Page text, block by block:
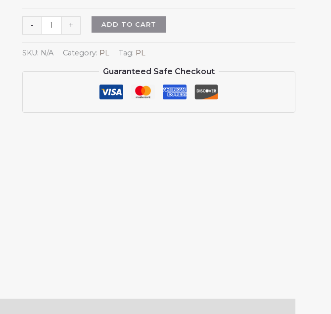
-
Czapka
z
godłem
czapki
mężczyzn
+ ADD TO CART
SKU: N/A Category: PL Tag: PL
Guaranteed Safe Checkout